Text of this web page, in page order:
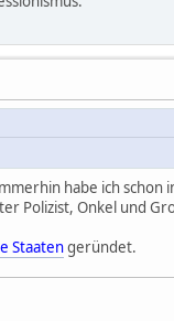
habe ich
Polizist, Onkel und
Staatengeründet.